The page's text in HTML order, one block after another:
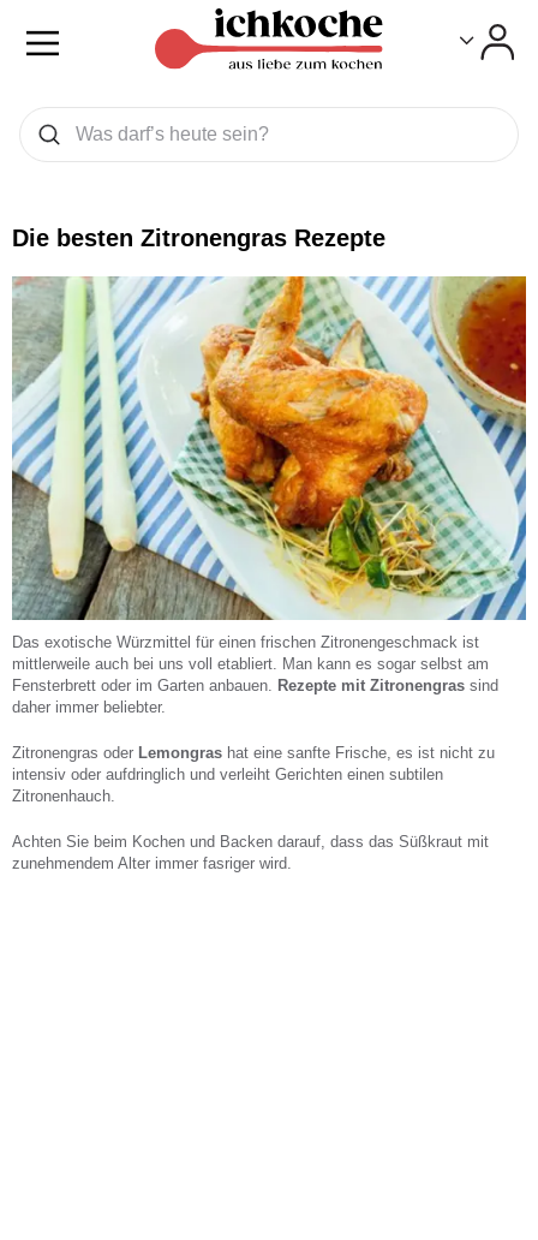
Was wollen Sie suchen
Suchen
Die besten Zitronengras Rezepte
Das exotische Würzmittel für einen frischen Zitronengeschmack ist
mittlerweile auch bei uns voll etabliert. Man kann es sogar selbst am
Fensterbrett oder im Garten anbauen.
Rezepte mit Zitronengras sind
daher immer beliebter.
Zitronengras oder Lemongras hat eine sanfte Frische, es ist nicht zu
intensiv oder aufdringlich und verleiht Gerichten einen subtilen
Zitronenhauch.
Achten Sie beim Kochen und Backen darauf, dass das Süßkraut mit
zunehmendem Alter immer fasriger wird.